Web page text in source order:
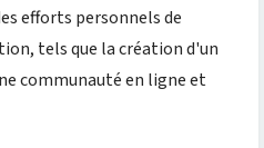
efforts personnels de
tels que la création d'un
communauté en ligne et